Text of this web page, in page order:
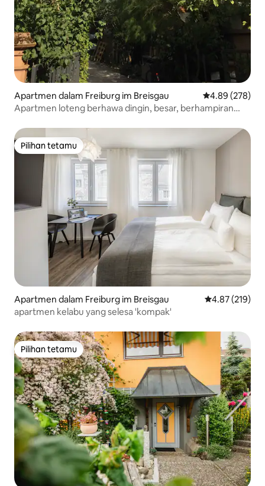
Apartmen dalam Freiburg im Breisgau Penarafan
4.89 (278)
Apartmen loteng berhawa dingin, besar, berhampiran
Pilihan tetamu
Pilihan tetamu
Apartmen dalam Freiburg im Breisgau Penarafan
4.87 (219)
apartmen kelabu yang selesa 'kompak'
Pilihan tetamu
Pilihan tetamu